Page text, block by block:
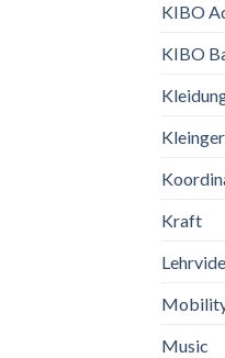
KIBO
KIBO
Kraft
Music